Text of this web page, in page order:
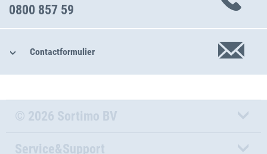
0800 857 59
Contactformulier
© 2026 Sortimo BV
Service&Support